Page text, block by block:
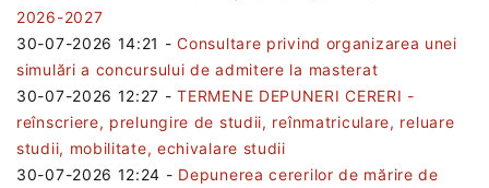
2026-2027
30-07-2026 14:21 -Consultare privind organizarea unei
simulări a concursului de admitere la masterat
30-07-2026 12:27 -TERMENE DEPUNERI CERERI -
reînscriere, prelungire de studii, reînmatriculare, reluare
studii, mobilitate, echivalare studii
30-07-2026 12:24 - Depunerea cererilor de mărire de